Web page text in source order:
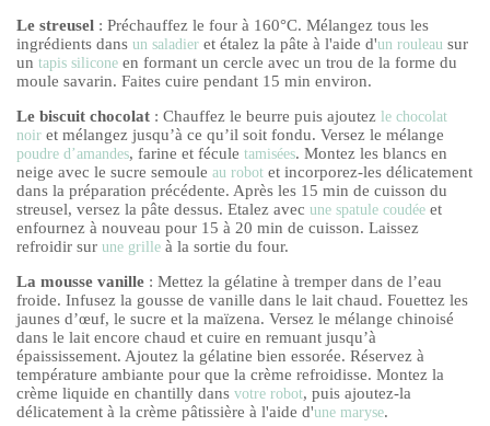
Le streusel : Préchauffez le four à 160°C. Mélangez tous les
ingrédients dans un saladier et étalez la pâte à l'aide d'un rouleau sur
un tapis silicone en formant un cercle avec un trou de la forme du
moule savarin. Faites cuire pendant 15 min environ.
Le biscuit chocolat : Chauffez le beurre puis ajoutez le chocolat
noir et mélangez jusqu’à ce qu’il soit fondu. Versez le mélange
poudre d’amandes, farine et fécule tamisées. Montez les blancs en
neige avec le sucre semoule au robot et incorporez-les délicatement
dans la préparation précédente. Après les 15 min de cuisson du
streusel, versez la pâte dessus. Etalez avec une spatule coudée et
enfournez à nouveau pour 15 à 20 min de cuisson. Laissez
refroidir sur une grille à la sortie du four.
La mousse vanille : Mettez la gélatine à tremper dans de l’eau
froide. Infusez la gousse de vanille dans le lait chaud. Fouettez les
jaunes d’œuf, le sucre et la maïzena. Versez le mélange chinoisé
dans le lait encore chaud et cuire en remuant jusqu’à
épaississement. Ajoutez la gélatine bien essorée. Réservez à
température ambiante pour que la crème refroidisse. Montez la
crème liquide en chantilly dans votre robot, puis ajoutez-la
délicatement à la crème pâtissière à l'aide d'une maryse.